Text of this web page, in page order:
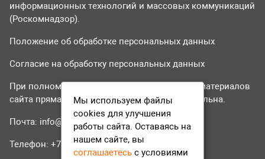
информационных технологий и массовых коммуникаций
(Роскомнадзор).
Положение об обработке персональных данных
Согласие на обработку персональных данных
При полном или частичном использовании материалов
сайта прямая гиперссылка на tvr24.tv обязательна.
Почта: info@tvr24.tv
Телефон: +7 (496) 551-04-95
Мы используем файлы
cookies для улучшения
работы сайта. Оставаясь на
нашем сайте, вы
соглашаетесь с условиями